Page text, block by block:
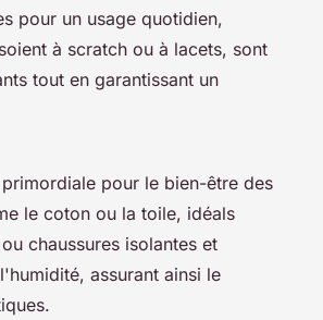
pour un usage quotidien,
à scratch ou à lacets, sont
tout en garantissant un
pour le bien-être des
le coton ou la toile, idéals
chaussures isolantes et
assurant ainsi le